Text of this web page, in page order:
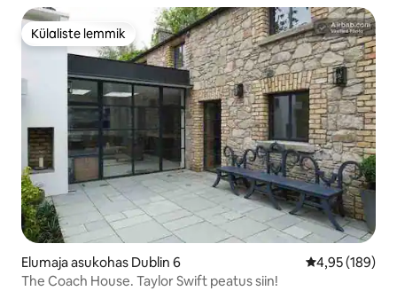
Külaliste lemmik
Külaliste lemmik
Elumaja asukohas Dublin 6 Keskmine
4,95 (189)
The Coach House. Taylor Swift peatus siin!